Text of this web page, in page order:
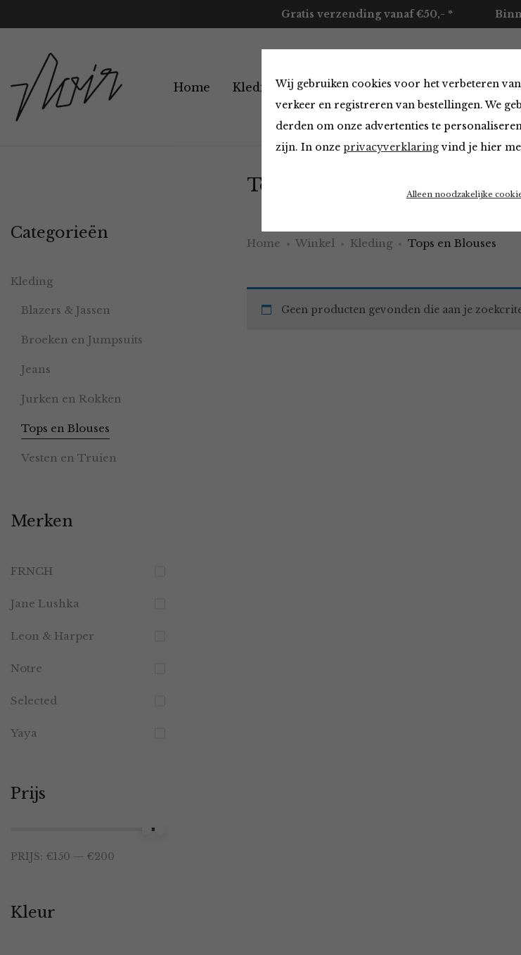
Wij gebruiken cookies voor het verbeteren
verkeer en registreren van bestellingen. We
derden om onze advertenties te
zijn. In onze privacyverklaringvind je hier
Alleen noodzakelijke
Gratis verzending vanaf €50,- *
Home Kleding Accessoires Merken Over ons
Tops en Blouses
Home Winkel Kleding Tops en Blouses
Geen producten gevonden die aan je
Categorieën
Kleding
Blazers & Jassen
Broeken en Jumpsuits
Jeans
Jurken en Rokken
Tops en Blouses
Vesten en Truien
Merken
FRNCH
Jane Lushka
Leon & Harper
Notre
Selected
Yaya
Prijs
PRIJS: €150 — €200
Kleur